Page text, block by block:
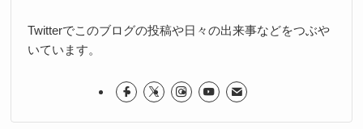
Twitterでこのブログの投稿や日々の出来事などをつぶや
いています。